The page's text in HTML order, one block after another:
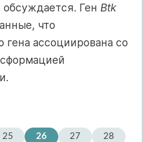
обсуждается. Ген Btk
что
гена ассоциирована со
25 26 27 28